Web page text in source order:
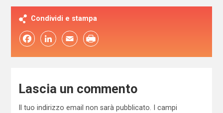
Condividi e stampa
FacebookLinkedIn Email
Lascia un commento
Il tuo indirizzo email non sarà pubblicato.
I campi